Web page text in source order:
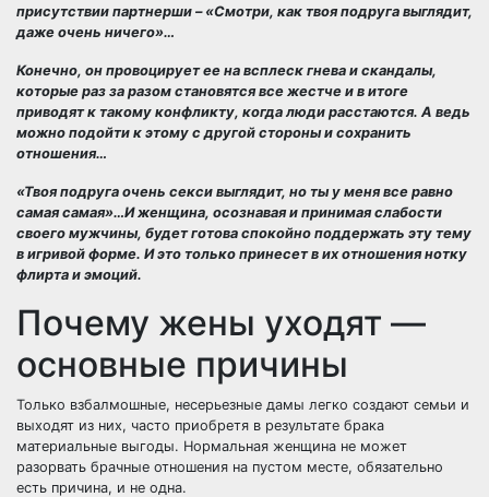
присутствии партнерши – «Смотри, как твоя подруга выглядит,
даже очень ничего»…
Конечно, он провоцирует ее на всплеск гнева и скандалы,
которые раз за разом становятся все жестче и в итоге
приводят к такому конфликту, когда люди расстаются. А ведь
можно подойти к этому с другой стороны и сохранить
отношения…
«Твоя подруга очень секси выглядит, но ты у меня все равно
самая самая»…И женщина, осознавая и принимая слабости
своего мужчины, будет готова спокойно поддержать эту тему
в игривой форме. И это только принесет в их отношения нотку
флирта и эмоций.
Почему жены уходят —
основные причины
Только взбалмошные, несерьезные дамы легко создают семьи и
выходят из них, часто приобретя в результате брака
материальные выгоды. Нормальная женщина не может
разорвать брачные отношения на пустом месте, обязательно
есть причина, и не одна.